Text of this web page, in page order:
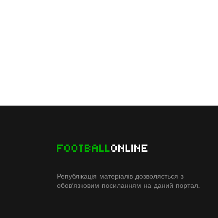
FOOTBALLONLINE
Републікація матеріалів дозволяється з
обов'язковим посиланням на даний портал.